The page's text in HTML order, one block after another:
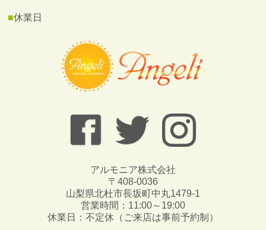
■休業日
アルモニア株式会社
〒408-0036
山梨県北杜市長坂町中丸1479-1
営業時間：11:00～19:00
休業日：不定休（ご来店は事前予約制）